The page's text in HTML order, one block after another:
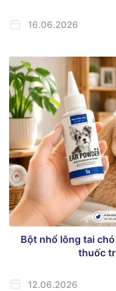
16.06.2026
Bột nhổ lông tai
thuốc
12.06.2026